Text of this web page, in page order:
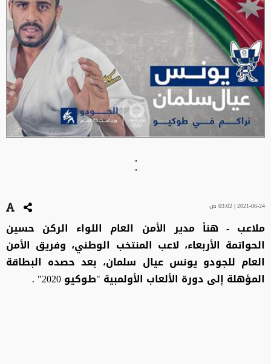
"
"
2021-06-24 | 03:02 ص
ملاعب - هنأ مدير الأمن العام اللواء الركن حسين
الحواتمة الأربعاء، لاعب المنتخب الوطني، وفريق الأمن
العام للجودو يونس عيال سلمان، بعد حصده البطاقة
المؤهلة إلى دورة الألعاب الأولمبية "طوكيو 2020" .